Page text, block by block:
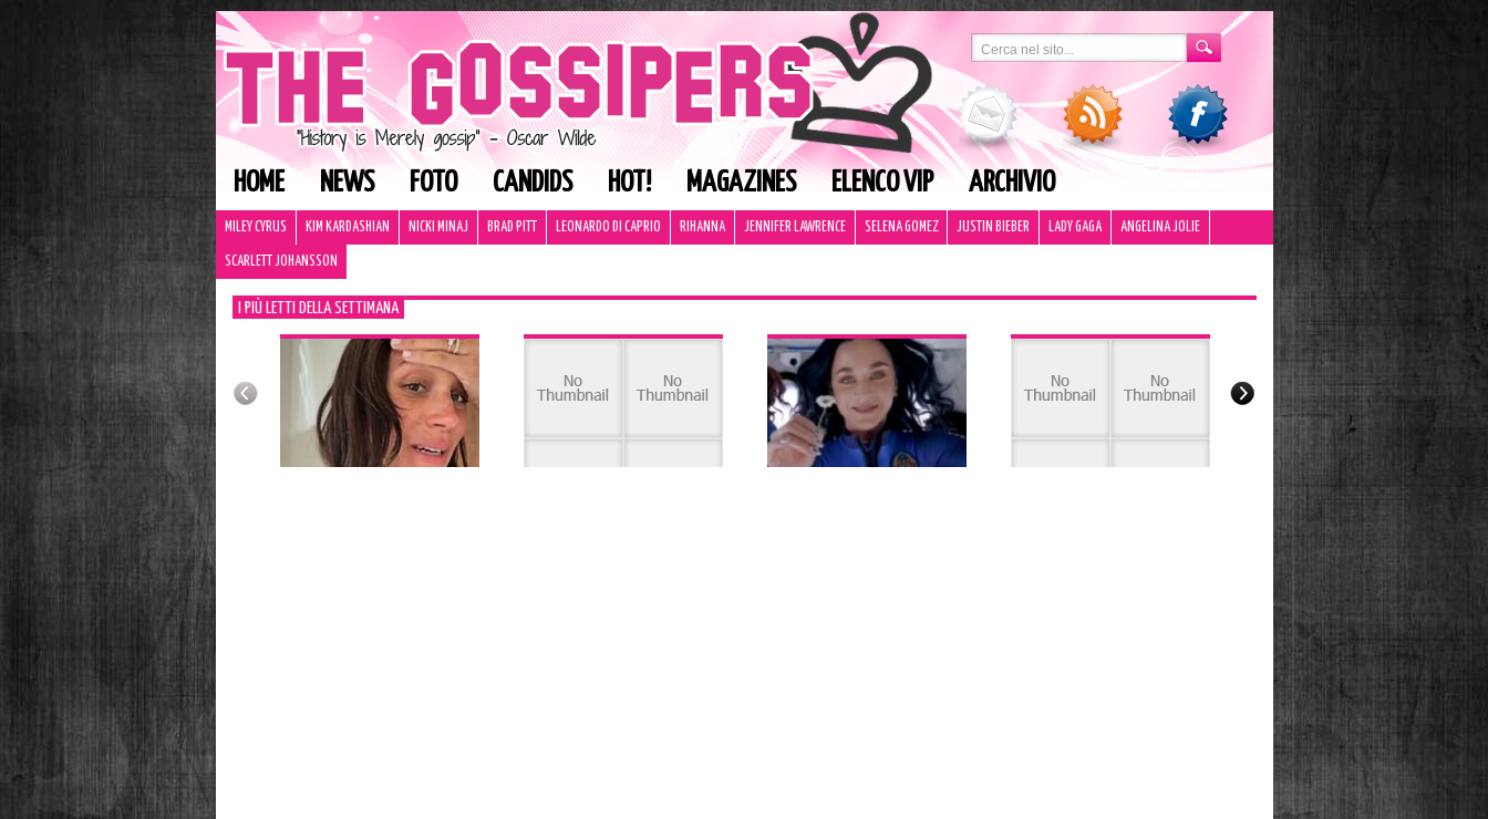
HOME NEWS FOTO CANDIDS HOT! MAGAZINES ELENCO VIP ARCHIVIO
MILEY CYRUS KIM KARDASHIAN NICKI MINAJ BRAD PITT LEONARDO DI CAPRIO RIHANNA JENNIFER LAWRENCE SELENA GOMEZ JUSTIN BIEBER LADY GAGA ANGELINA JOLIE
SCARLETT JOHANSSON
I PIÙ LETTI DELLA SETTIMANA